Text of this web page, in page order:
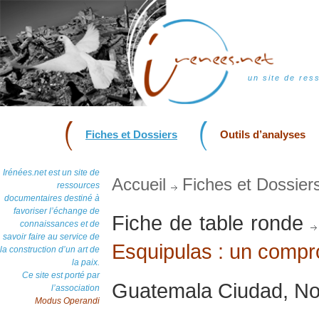
un site de
Fiches et Dossiers Outils d’analyses
Irénées.net est un site de
ressources
documentaires destiné à
favoriser l’échange de
connaissances et de
savoir faire au service de
la construction d’un art de
la paix.
Ce site est porté par
l’association
Modus Operandi
Accueil Fiches et
Fiche de table ronde
Esquipulas : un
Guatemala Ciudad,